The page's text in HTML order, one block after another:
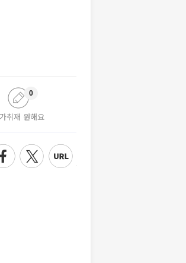
취재 원해요
0